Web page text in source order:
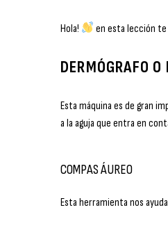
Hola! en esta lección
DERMÓGRAFO
Esta máquina es de gran
a la aguja que entra en
COMPAS ÁUREO
Esta herramienta nos